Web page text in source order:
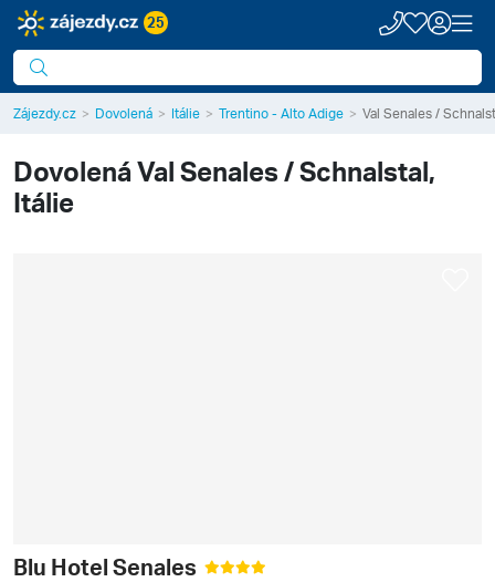
25
Zájezdy.cz Dovolená Itálie Trentino - Alto Adige Val Senales /
DovolenáVal Senales / Schnalstal,
Itálie
Blu Hotel Senales